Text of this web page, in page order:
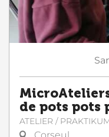
de pots pots
ATELIER /